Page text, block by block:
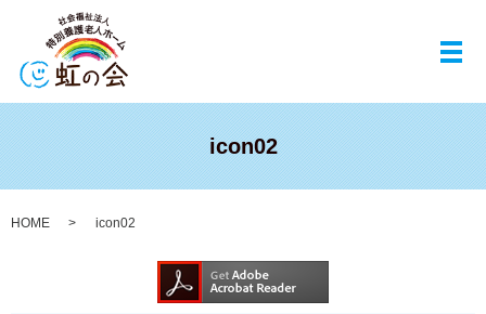
メ
icon02
HOME icon02